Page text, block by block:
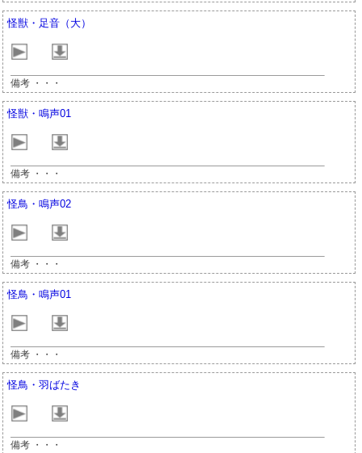
怪獣・足音（大）
備考 ・・・
怪獣・鳴声01
備考 ・・・
怪鳥・鳴声02
備考 ・・・
怪鳥・鳴声01
備考 ・・・
怪鳥・羽ばたき
備考 ・・・